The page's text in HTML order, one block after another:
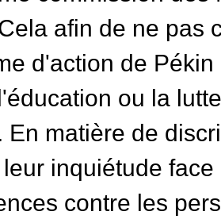
afin de ne pas
d'action de
ou la
En matière de
inquiétude
contre les